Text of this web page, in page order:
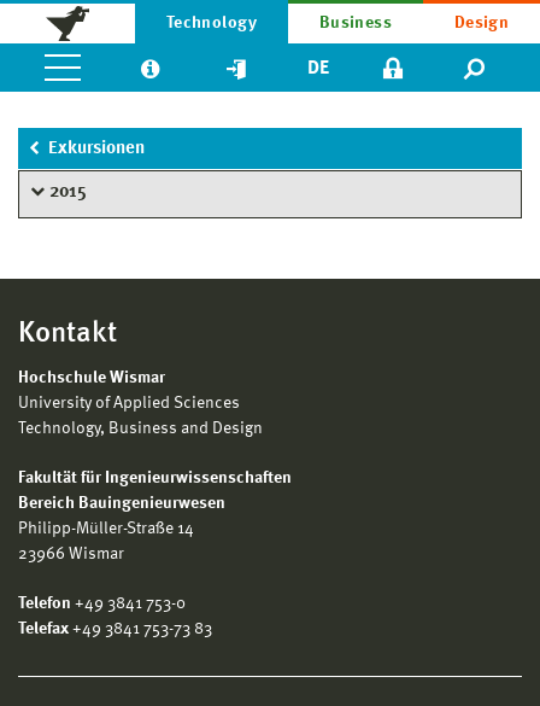
Technology Business Design
DE
Exkursionen
2015
Kontakt
Hochschule Wismar
University of Applied Sciences
Technology, Business and Design
Fakultät für Ingenieurwissenschaften
Bereich Bauingenieurwesen
Philipp-Müller-Straße 14
23966 Wismar
Telefon +49 3841 753-0
Telefax +49 3841 753-73 83